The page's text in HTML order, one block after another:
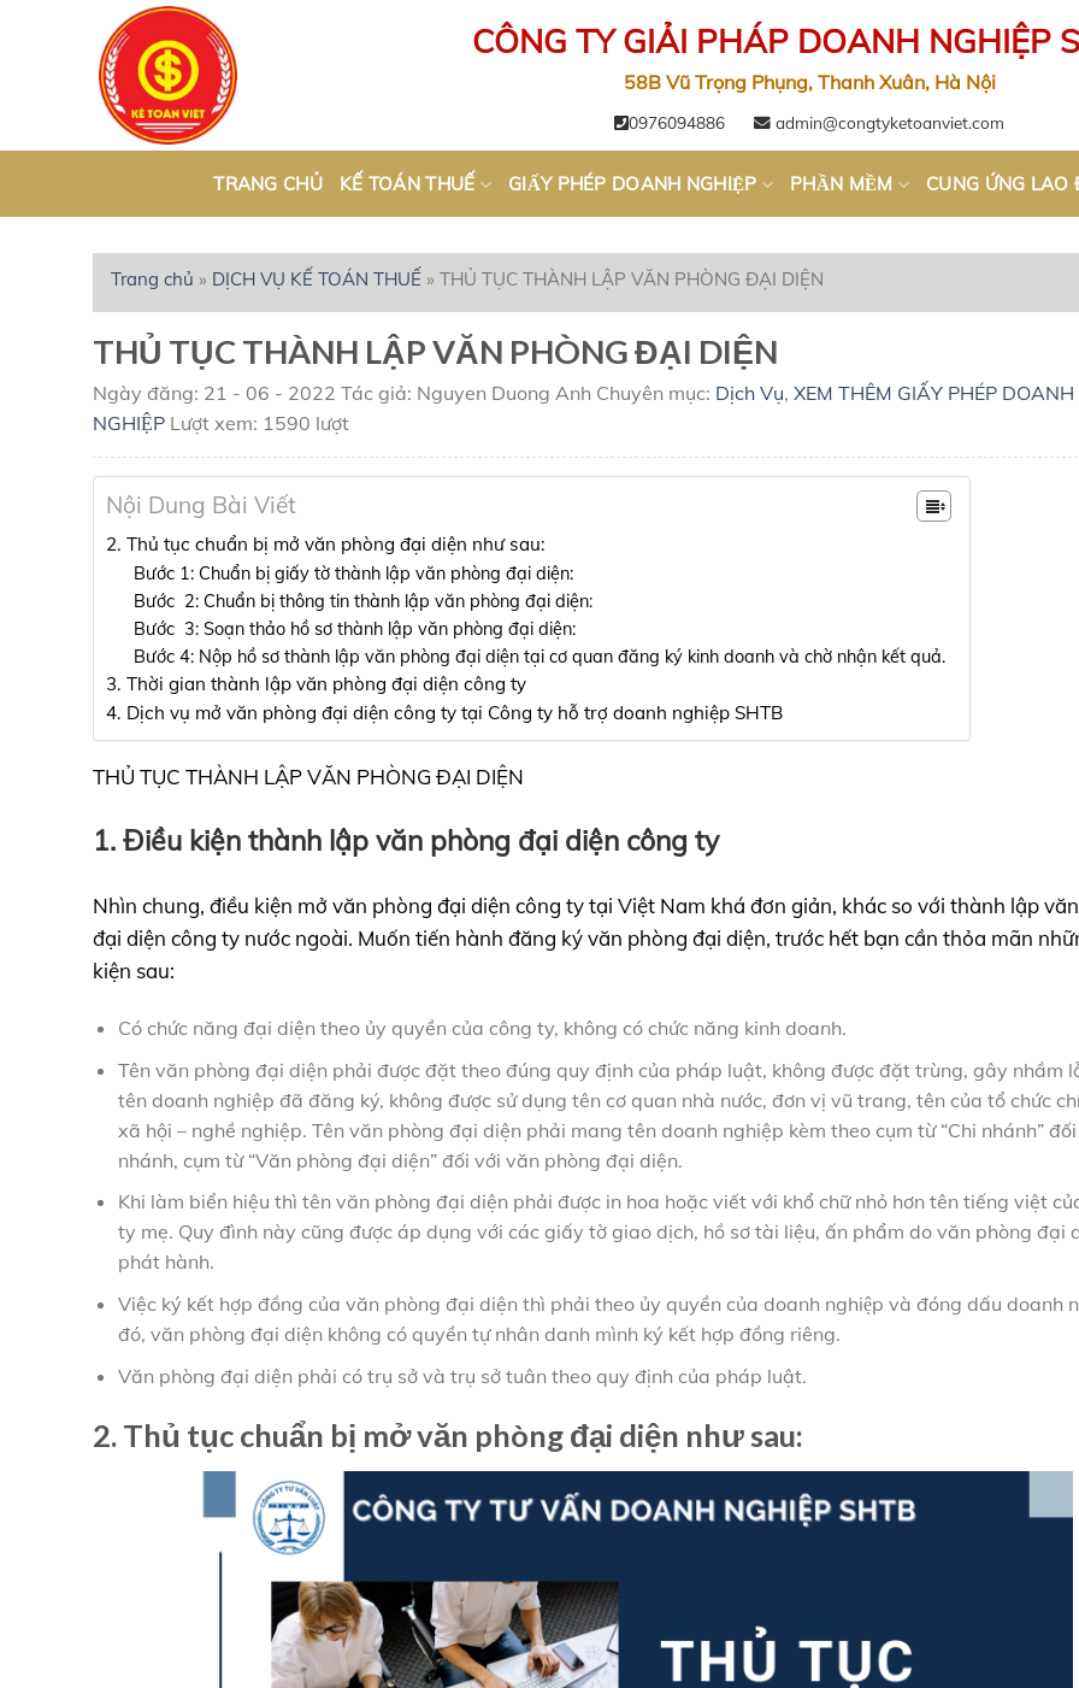
CÔNG TY GIẢI PHÁP DOANH NGHIỆP
58B Vũ Trọng Phụng, Thanh Xuân, Hà Nội
0976094886 admin@congtyketoanviet.com
TRANG CHỦ KẾ TOÁN THUẾ GIẤY PHÉP DOANH NGHIỆP PHẦN MỀM CUNG ỨNG LAO
Trang chủ » DỊCH VỤ KẾ TOÁN THUẾ » THỦ TỤC THÀNH LẬP VĂN PHÒNG ĐẠI DIỆN
THỦ TỤC THÀNH LẬP VĂN PHÒNG ĐẠI DIỆN
Ngày đăng: 21 - 06 - 2022 Tác giả: Nguyen Duong Anh Chuyên mục: Dịch Vụ, XEM THÊM GIẤY PHÉP DOANH
NGHIỆP Lượt xem: 1590 lượt
Nội Dung Bài Viết
2. Thủ tục chuẩn bị mở văn phòng đại diện như sau:
Bước 1: Chuẩn bị giấy tờ thành lập văn phòng đại diện:
Bước 2: Chuẩn bị thông tin thành lập văn phòng đại diện:
Bước 3: Soạn thảo hồ sơ thành lập văn phòng đại diện:
Bước 4: Nộp hồ sơ thành lập văn phòng đại diện tại cơ quan đăng ký kinh doanh và chờ nhận kết quả.
3. Thời gian thành lập văn phòng đại diện công ty
4. Dịch vụ mở văn phòng đại diện công ty tại Công ty hỗ trợ doanh nghiệp SHTB
THỦ TỤC THÀNH LẬP VĂN PHÒNG ĐẠI DIỆN
1. Điều kiện thành lập văn phòng đại diện công ty
Nhìn chung, điều kiện mở văn phòng đại diện công ty tại Việt Nam khá đơn giản, khác so với thành lập
đại diện công ty nước ngoài. Muốn tiến hành đăng ký văn phòng đại diện, trước hết bạn cần thỏa mãn
kiện sau:
Có chức năng đại diện theo ủy quyền của công ty, không có chức năng kinh doanh.
Tên văn phòng đại diện phải được đặt theo đúng quy định của pháp luật, không được đặt trùng, gây nhầm
tên doanh nghiệp đã đăng ký, không được sử dụng tên cơ quan nhà nước, đơn vị vũ trang, tên của tổ chức
xã hội – nghề nghiệp. Tên văn phòng đại diện phải mang tên doanh nghiệp kèm theo cụm từ “Chi nhánh”
nhánh, cụm từ “Văn phòng đại diện” đối với văn phòng đại diện.
Khi làm biển hiệu thì tên văn phòng đại diện phải được in hoa hoặc viết với khổ chữ nhỏ hơn tên tiếng việt
ty mẹ. Quy đình này cũng được áp dụng với các giấy tờ giao dịch, hồ sơ tài liệu, ấn phẩm do văn phòng đại
phát hành.
Việc ký kết hợp đồng của văn phòng đại diện thì phải theo ủy quyền của doanh nghiệp và đóng dấu doanh
đó, văn phòng đại diện không có quyền tự nhân danh mình ký kết hợp đồng riêng.
Văn phòng đại diện phải có trụ sở và trụ sở tuân theo quy định của pháp luật.
2. Thủ tục chuẩn bị mở văn phòng đại diện như sau: